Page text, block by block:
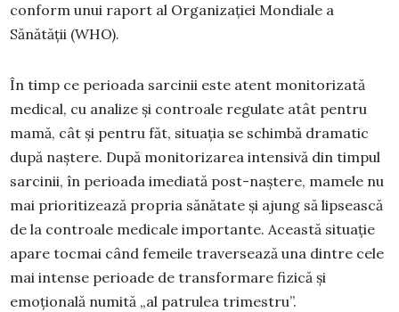
conform unui raport al Organizației Mondiale a
Sănătății (WHO).
În timp ce perioada sarcinii este atent monitorizată
medical, cu analize și controale regulate atât pentru
mamă, cât și pentru făt, situația se schimbă dramatic
după naștere. După monitorizarea intensivă din timpul
sarcinii, în perioada imediată post-naștere, mamele nu
mai prioritizează propria sănătate și ajung să lipsească
de la controale medicale importante. Această situație
apare tocmai când femeile traversează una dintre cele
mai intense perioade de transformare fizică și
emoțională numită „al patrulea trimestru”.